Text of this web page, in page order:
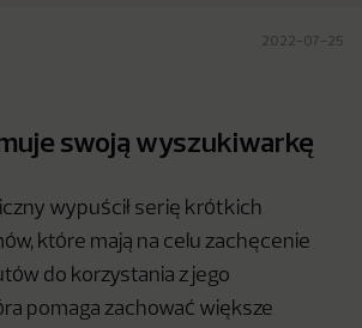
2022-07-25
swoją wyszukiwarkę
wypuścił serię krótkich
które mają na celu zachęcenie
do korzystania z jego
pomaga zachować większe